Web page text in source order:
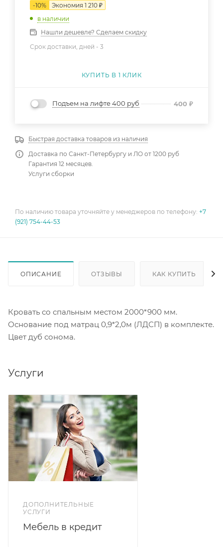
-10% Экономия 1 210 ₽
в наличии
Нашли дешевле? Сделаем скидку
Срок доставки, дней - 3
КУПИТЬ В 1 КЛИК
Подъем на лифте 400 руб 400 ₽
Быстрая доставка товаров из наличия
Доставка по Санкт-Петербургу и ЛО от 1200 руб
Гарантия 12 месяцев.
Услуги сборки
По наличию товара уточняйте у менеджеров по телефону: +7
(921) 754-44-53
ОПИСАНИЕ ОТЗЫВЫ КАК КУПИТЬ
Кровать со спальным местом 2000*900 мм.
Основание под матрац 0,9*2,0м (ЛДСП) в комплекте.
Цвет дуб сонома.
Услуги
ДОПОЛНИТЕЛЬНЫЕ
УСЛУГИ
Мебель в кредит